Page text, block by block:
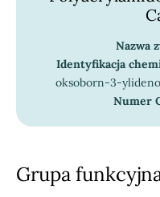
Nazwa
Identyfikacja
oksoborn-3-
Numer
Grupa